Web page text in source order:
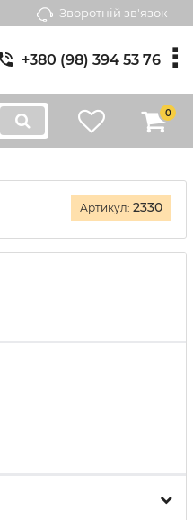
Зворотній зв'язок
+380 (98) 394 53 76
0
Артикул: 2330